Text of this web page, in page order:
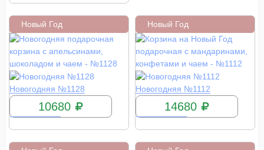
Новый Год
Новогодняя №1128
КУПИТЬ
10680
Новый Год
Новогодняя №1112
КУПИТЬ
14680